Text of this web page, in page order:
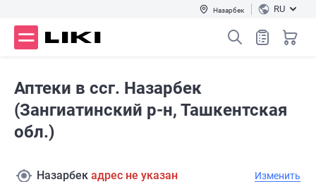
Назарбек RU
Аптеки в ссг. Назарбек
(Зангиатинский р-н, Ташкентская
обл.)
Назарбек адрес не указан Изменить